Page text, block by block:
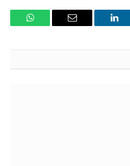
لينكدإن
البريد
واتساب